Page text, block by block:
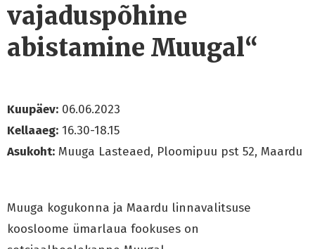
vajaduspõhine
abistamine Muugal“
Kuupäev: 06.06.2023
Kellaaeg: 16.30-18.15
Asukoht: Muuga Lasteaed, Ploomipuu pst 52, Maardu
Muuga kogukonna ja Maardu linnavalitsuse
koosloome ümarlaua fookuses on